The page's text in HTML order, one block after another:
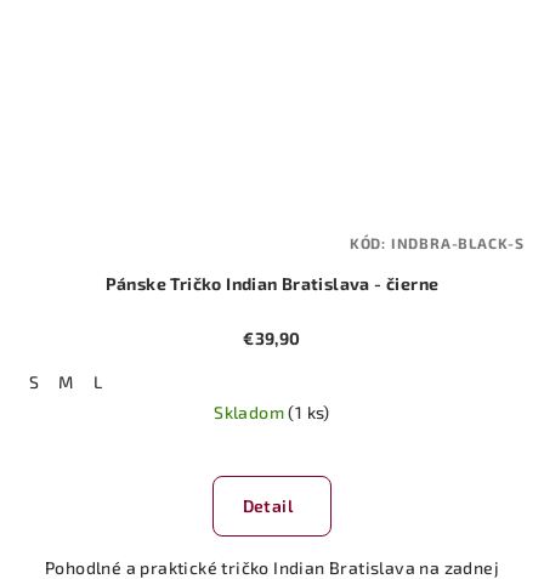
Pánske Tričko Indian Bratislava - čierne
€39,90
S M
L
Skladom(1 ks)
Detail
Pohodlné a praktické tričko Indian Bratislava na zadnej
KÓD: INDBRA-BLACK-S